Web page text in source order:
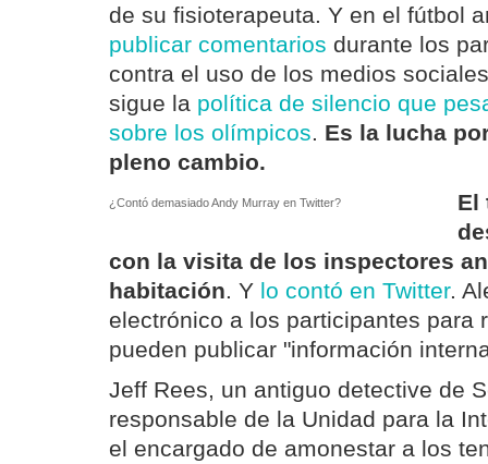
de su fisioterapeuta. Y en el fútbol
publicar comentarios durante los
contra el uso de los medios
sigue la política de silencio que
sobre los olímpicos. Es la lucha
pleno cambio.
¿Contó demasiado Andy Murray en Twitter?
El
con la visita de los inspectores
habitación. Y lo contó en Twitter.
electrónico a los participantes para
pueden publicar "información
Jeff Rees, un antiguo detective de
responsable de la Unidad para la
el encargado de amonestar a los